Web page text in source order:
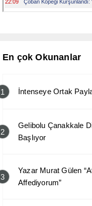
En çok Okunanlar
1 İntenseye Ortak
2
Gelibolu Çanakkale
Başlıyor
3
Yazar Murat Gülen
Affediyorum”